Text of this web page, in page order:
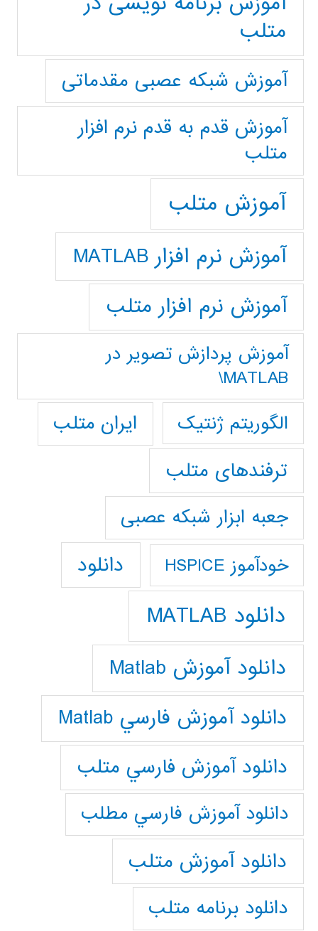
متلب
آموزش شبکه عصبی مقدماتی
آموزش قدم به قدم نرم افزار
متلب
آموزش متلب
آموزش نرم افزار MATLAB
آموزش نرم افزار متلب
آموزش پردازش تصوير در
MATLAB\
الگوریتم ژنتیک
ایران متلب
ترفندهای متلب
جعبه ابزار شبکه عصبی
خودآموز HSPICE دانلود
دانلود MATLAB
دانلود آموزش Matlab
دانلود آموزش فارسي Matlab
دانلود آموزش فارسي متلب
دانلود آموزش فارسي مطلب
دانلود آموزش متلب
دانلود برنامه متلب